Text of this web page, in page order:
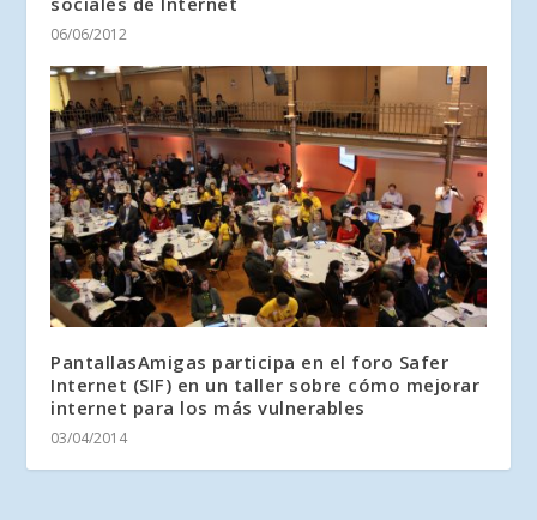
06/06/2012
PantallasAmigas participa en el foro Safer
Internet (SIF) en un taller sobre cómo mejorar
internet para los más vulnerables
03/04/2014